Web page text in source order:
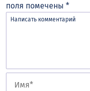
поля помечены *